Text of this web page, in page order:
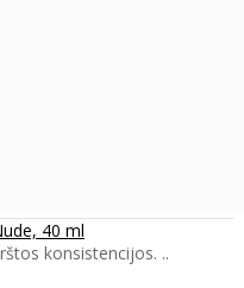
40 ml
konsistencijos. ..